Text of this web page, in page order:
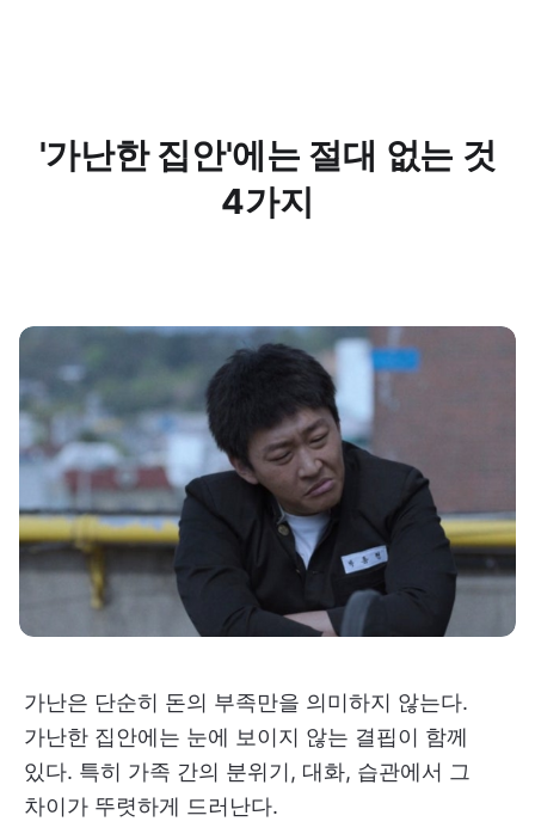
'가난한 집안'에는 절대 없는 것
4가지
가난은 단순히 돈의 부족만을 의미하지 않는다.
가난한 집안에는 눈에 보이지 않는 결핍이 함께
있다. 특히 가족 간의 분위기, 대화, 습관에서 그
차이가 뚜렷하게 드러난다.